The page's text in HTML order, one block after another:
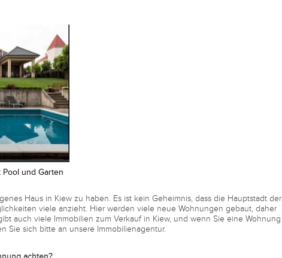
und Garten
Haus in Kiew zu haben. Es ist kein Geheimnis, dass die Hauptstadt der
viele anzieht. Hier werden viele neue Wohnungen gebaut, daher
auch viele Immobilien zum Verkauf in Kiew, und wenn Sie eine Wohnung
Sie sich bitte an unsere Immobilienagentur.